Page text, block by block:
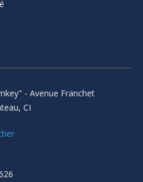
- Avenue Franchet
CI